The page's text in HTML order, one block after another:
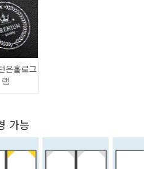
은홀로그
램
가능